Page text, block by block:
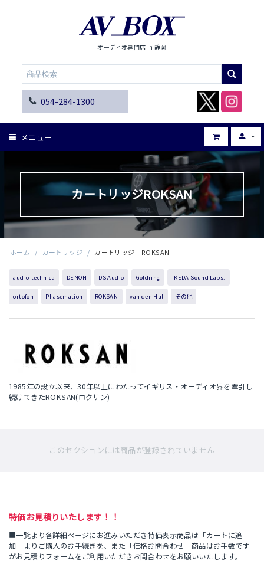
オーディオ専門店 in 静岡
054-284-1300
メニュー
カートリッジROKSAN
ホーム / カートリッジ / カートリッジ ROKSAN
audio-technica DENON DS Audio Goldring IKEDA Sound Labs.
ortofon Phasemation ROKSAN van den Hul その他
1985年の設立以来、30年以上にわたってイギリス・オーディオ界を牽引し
続けてきたROKSAN(ロクサン)
このセクションには商品が登録されていません
特価お見積りいたします！！
■一覧より各詳細ページにお進みいただき特価表示商品は「カートに追
加」よりご購入のお手続きを、また「価格お問合わせ」商品はお手数です
がお見積りフォームをご利用いただきお問合わせをお願いいたします。